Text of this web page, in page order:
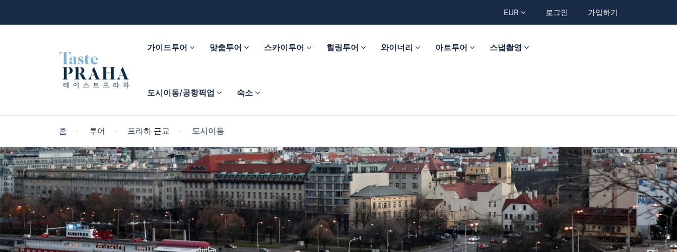
EUR 로그인 가입하기
가이드투어 맞춤투어 스카이투어 힐링투어 와이너리 아트투어 스냅촬영
도시이동/공항픽업 숙소
홈 투어 프라하 근교 도시이동